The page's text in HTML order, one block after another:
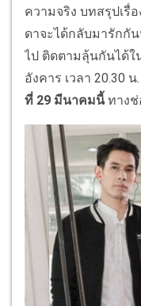
ความจริง บทสรุปเรื่
ดาจะได้กลับมารักกัน
ไป ติดตามลุ้นกันได้ใ
อังคาร เวลา 20.30 น.
ที่ 29 มีนาคมนี้ทางช่